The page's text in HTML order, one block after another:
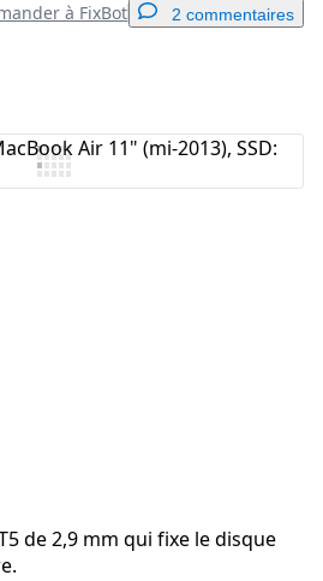
à FixBot 2 commentaires
de 2,9 mm qui fixe le disque